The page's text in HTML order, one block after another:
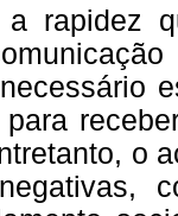
a rapidez
o